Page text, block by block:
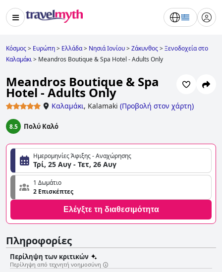
Κόσμος> Ευρώπη> Ελλάδα> Νησιά Ιονίου>Ζάκυνθος>Ξενοδοχεία στο
Καλαμάκι> Meandros Boutique & Spa Hotel - Adults Only
Meandros Boutique & Spa
Hotel - Adults Only
Καλαμάκι, Kalamaki (Προβολή στον χάρτη)
8.5 Πολύ Καλό
Ημερομηνίες Άφιξης - Αναχώρησης
Τρί, 25 Αυγ - Τετ, 26 Αυγ
1 Δωμάτιο
2 Επισκέπτες
Ελέγξτε τη διαθεσιμότητα
Πληροφορίες
Περίληψη των κριτικών
Περίληψη από τεχνητή νοημοσύνη